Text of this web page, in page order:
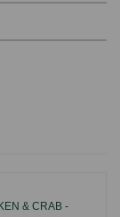
или
соус
& CRAB -